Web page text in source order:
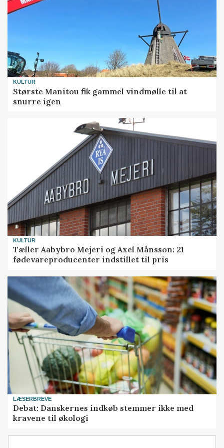
KULTUR
Største Manitou fik gammel vindmølle til at
snurre igen
KULTUR
Tæller Aabybro Mejeri og Axel Månsson: 21
fødevareproducenter indstillet til pris
LÆSERBREVE
Debat: Danskernes indkøb stemmer ikke med
kravene til økologi